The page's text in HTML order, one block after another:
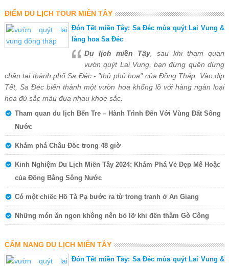
ĐIỂM DU LỊCH TOUR MIỀN TÂY
Đón Tết miền Tây: Sa Đéc mùa quýt Lai Vung &
làng hoa Sa Đéc
Du lịch miền Tây , sau khi tham quan
vườn quýt Lai Vung, bạn đừng quên dừng
chân tại thành phố Sa Đéc - "thủ phủ hoa" của Đồng Tháp. Vào dịp
Tết, Sa Đéc biến thành một vườn hoa khổng lồ với hàng ngàn loại
hoa đủ sắc màu đua nhau khoe sắc.
Tham quan du lịch Bến Tre – Hành Trình Đến Với Vùng Đất Sông
Nước
Khám phá Châu Đốc trong 48 giờ
Kinh Nghiệm Du Lịch Miền Tây 2024: Khám Phá Vẻ Đẹp Mê Hoặc
của Đồng Bằng Sông Nước
Có một chiếc Hồ Tà Pạ bước ra từ trong tranh ở An Giang
Những món ăn ngon không nên bỏ lỡ khi đến thăm Gò Công
CẨM NANG DU LỊCH MIỀN TÂY
Đón Tết miền Tây: Sa Đéc mùa quýt Lai Vung &